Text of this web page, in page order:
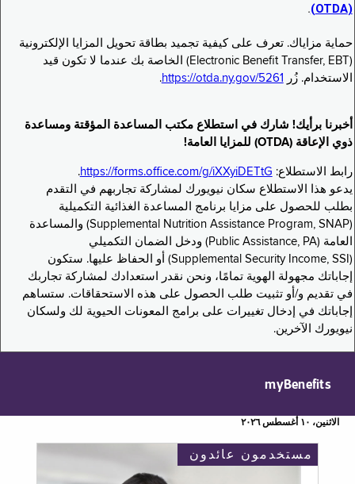
(OTDA)
.
حماية مزاياك. تعرف على كيفية تجميد بطاقة تحويل المزايا الإلكترونية
(Electronic Benefit Transfer, EBT) الخاصة بك عندما لا تكون قيد
الاستخدام. زُر
https://otda.ny.gov/5261
.
أخبرنا برأيك! شارك في استطلاع مكتب المساعدة المؤقتة ومساعدة
ذوي الإعاقة (OTDA) للمزايا العامة!
رابط الاستطلاع: https://forms.office.com/g/iXXyiDETtG
.
يدعو هذا الاستطلاع سكان نيويورك لمشاركة تجاربهم في التقدم
بطلب للحصول على مزايا برنامج المساعدة الغذائية التكميلية
(Supplemental Nutrition Assistance Program, SNAP) والمساعدة
العامة (Public Assistance, PA) ودخل الضمان التكميلي
(Supplemental Security Income, SSI) أو الحفاظ عليها. ستكون
إجاباتك مجهولة الهوية تمامًا، ونحن نقدر استعدادك لمشاركة تجاربك
في تقديم و/أو تثبيت طلب الحصول على هذه الاستحقاقات. ستساهم
إجاباتك في إدخال تغييرات على برامج المعونات الحيوية لك ولسكان
نيويورك الآخرين.
myBenefits
الاثنين، ١٠ أغسطس ٢٠٢٦
مستخدمون عائدون